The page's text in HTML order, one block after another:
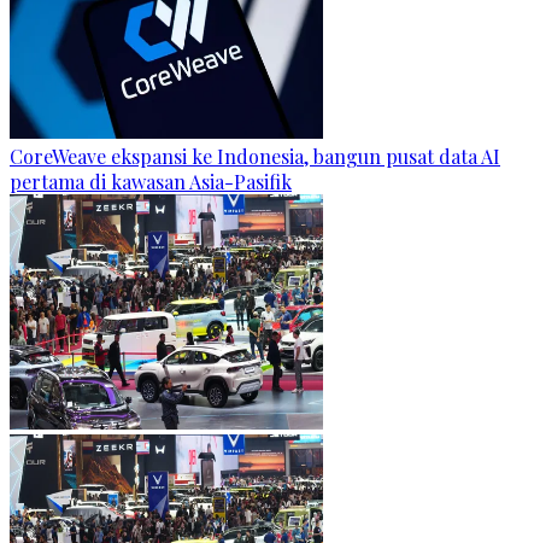
CoreWeave ekspansi ke Indonesia, bangun pusat data AI
pertama di kawasan Asia-Pasifik